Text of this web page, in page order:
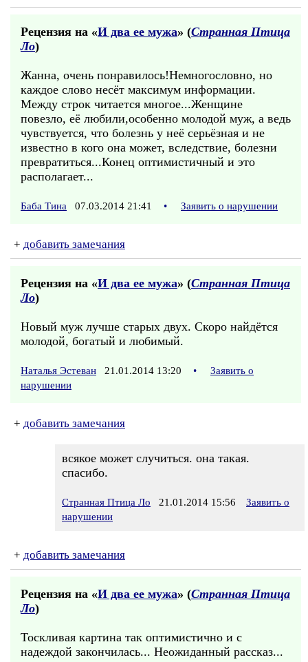
Рецензия на «И два ее мужа» (Странная Птица
Ло)
Жанна, очень понравилось!Немногословно, но
каждое слово несёт максимум информации.
Между строк читается многое...Женщине
повезло, её любили,особенно молодой муж, а ведь
чувствуется, что болезнь у неё серьёзная и не
известно в кого она может, вследствие, болезни
превратиться...Конец оптимистичный и это
располагает...
Баба Тина 07.03.2014 21:41 • Заявить о нарушении
+ добавить замечания
Рецензия на «И два ее мужа» (Странная Птица
Ло)
Новый муж лучше старых двух. Скоро найдётся
молодой, богатый и любимый.
Наталья Эстеван 21.01.2014 13:20 •
Заявить о
нарушении
+ добавить замечания
всякое может случиться. она такая.
спасибо.
Странная Птица Ло 21.01.2014 15:56
Заявить о
нарушении
+ добавить замечания
Рецензия на «И два ее мужа» (Странная Птица
Ло)
Тоскливая картина так оптимистично и с
надеждой закончилась... Неожиданный рассказ...